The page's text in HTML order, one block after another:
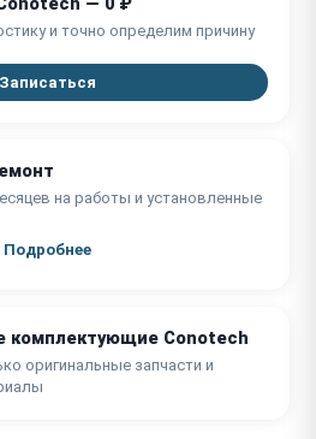
и точно определим причину
Записаться
на работы и установленные
Подробнее
комплектующие Conotech
оригинальные запчасти и